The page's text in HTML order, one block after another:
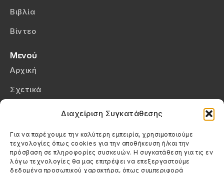
Διαχείριση Συγκατάθεσης
Για να παρέχουμε την καλύτερη εμπειρία, χρησιμοποιούμε
τεχνολογίες όπως cookies για την αποθήκευση ή/και την
πρόσβαση σε πληροφορίες συσκευών. Η συγκατάθεση για τις εν
λόγω τεχνολογίες θα μας επιτρέψει να επεξεργαστούμε
δεδομένα προσωπικού χαρακτήρα, όπως συμπεριφορά
Βιβλία
Βίντεο
Μενού
Αρχική
Σχετικά
Πολιτική Cookies (ΕΕ)